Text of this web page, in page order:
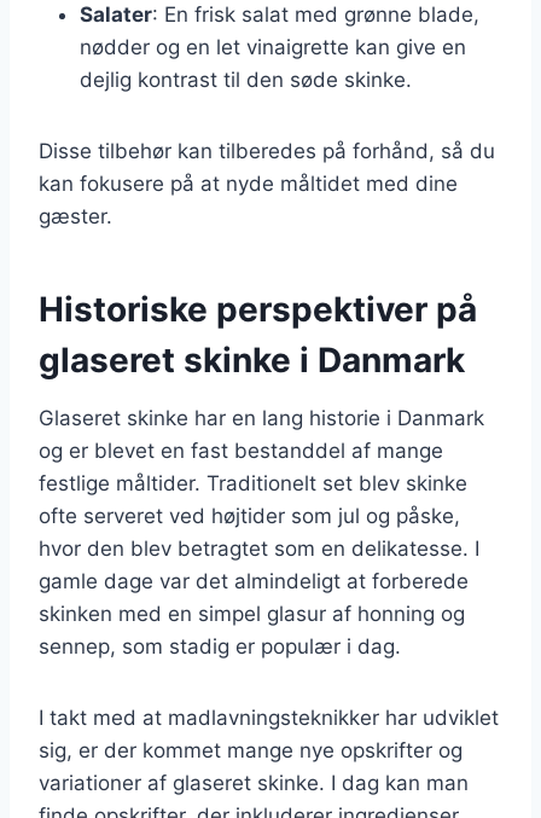
Salater: En frisk salat med grønne blade,
nødder og en let vinaigrette kan give en
dejlig kontrast til den søde skinke.
Disse tilbehør kan tilberedes på forhånd, så du
kan fokusere på at nyde måltidet med dine
gæster.
Historiske perspektiver på
glaseret skinke i Danmark
Glaseret skinke har en lang historie i Danmark
og er blevet en fast bestanddel af mange
festlige måltider. Traditionelt set blev skinke
ofte serveret ved højtider som jul og påske,
hvor den blev betragtet som en delikatesse. I
gamle dage var det almindeligt at forberede
skinken med en simpel glasur af honning og
sennep, som stadig er populær i dag.
I takt med at madlavningsteknikker har udviklet
sig, er der kommet mange nye opskrifter og
variationer af glaseret skinke. I dag kan man